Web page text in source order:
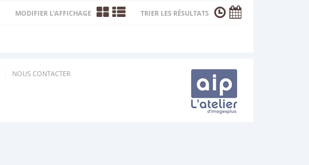
TRIER LES RÉSULTATS
MODIFIER L’AFFICHAGE
NOUS CONTACTER